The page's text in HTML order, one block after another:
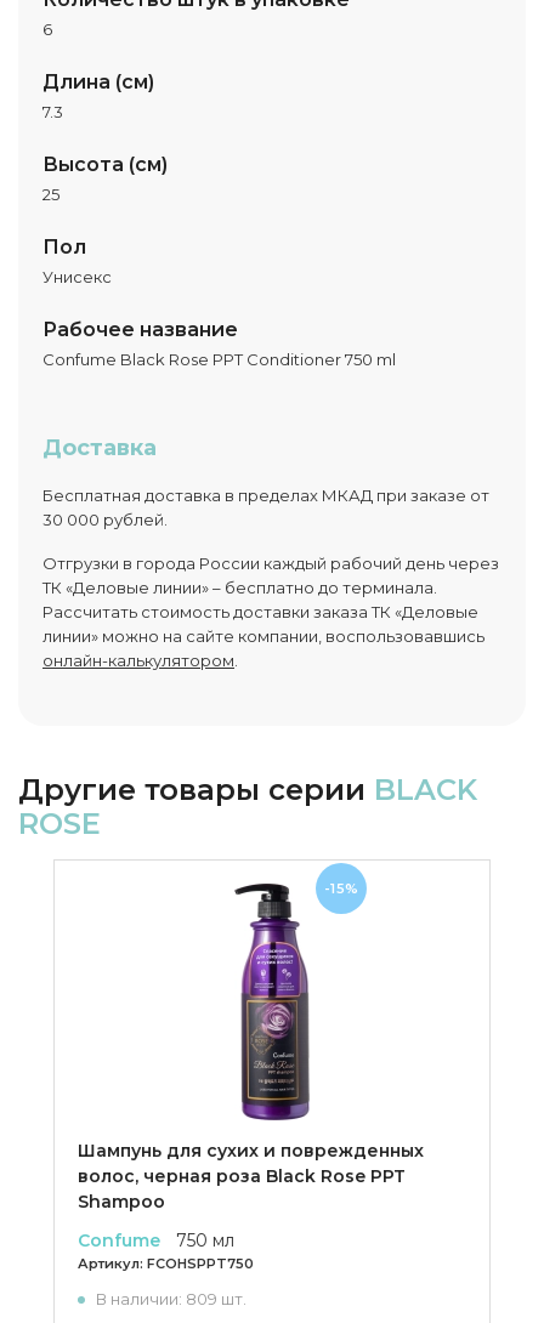
6
Длина (см)
7.3
Высота (см)
25
Пол
Унисекс
Рабочее название
Confume Black Rose PPT Conditioner 750 ml
Доставка
Бесплатная доставка в пределах МКАД при заказе от
30 000 рублей.
Отгрузки в города России каждый рабочий день через
ТК «Деловые линии» – бесплатно до терминала.
Рассчитать стоимость доставки заказа ТК «Деловые
линии» можно на сайте компании, воспользовавшись
онлайн-калькулятором
Другие товары серии BLACK
ROSE
Шампунь для сухих и поврежденных
волос, черная роза Black Rose PPT
Shampoo
Confume
750 мл
Артикул: FCOHSPPT750
В наличии: 809 шт.
-15%